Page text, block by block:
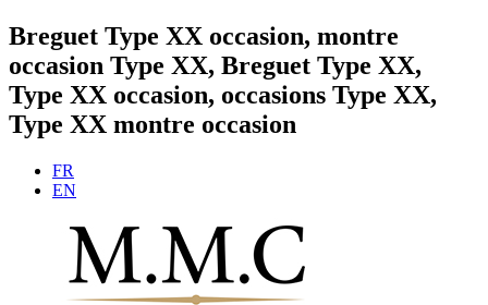
Breguet Type XX occasion, montre
occasion Type XX, Breguet Type XX,
Type XX occasion, occasions Type XX,
Type XX montre occasion
FR
EN